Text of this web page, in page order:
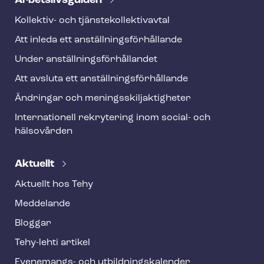
Kollektiv- och tjäns­te­kol­lek­tivav­tal
Att inleda ett an­ställ­nings­för­hål­lan­de
Under an­ställ­nings­för­hål­lan­det
Att avsluta ett an­ställ­nings­för­hål­lan­de
Ändringar och me­nings­skilj­ak­tig­he­ter
Internationell rekrytering inom social- och
hälsovården
Aktuellt
Aktuellt hos Tehy
Meddelande
Bloggar
Tehy-lehti artikel